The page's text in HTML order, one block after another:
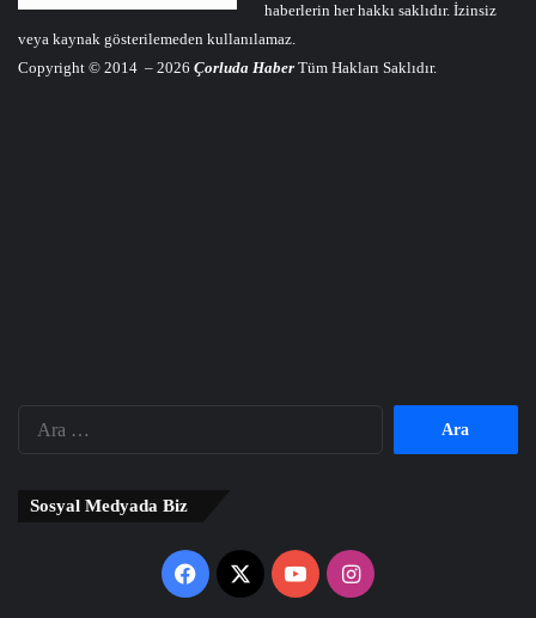
haberlerin her hakkı saklıdır. İzinsiz
veya kaynak gösterilemeden kullanılamaz.
Copyright © 2014 – 2026 Çorluda Haber Tüm Hakları Saklıdır.
Sosyal Medyada Biz
Facebook
X YouTubeInstagram